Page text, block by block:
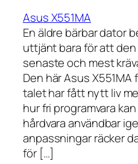
Asus X551MA
En äldre bärbar dator
uttjänt bara för att
senaste och mest
Den här Asus
talet har fått nytt liv
hur fri programvara
hårdvara användbar
anpassningar räcker
för […]